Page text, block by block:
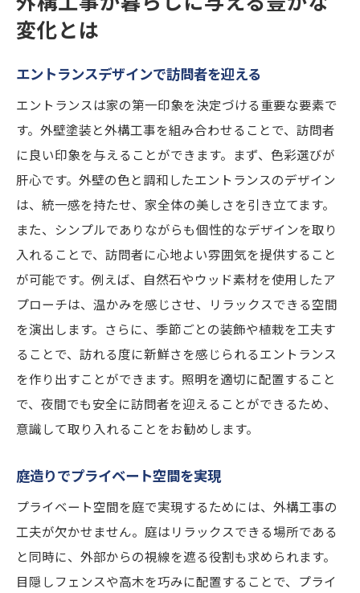
変化とは
エントランスデザインで訪問者を迎える
エントランスは家の第一印象を決定づける重要な要素で
す。外壁塗装と外構工事を組み合わせることで、訪問者
に良い印象を与えることができます。まず、色彩選びが
肝心です。外壁の色と調和したエントランスのデザイン
は、統一感を持たせ、家全体の美しさを引き立てます。
また、シンプルでありながらも個性的なデザインを取り
入れることで、訪問者に心地よい雰囲気を提供すること
が可能です。例えば、自然石やウッド素材を使用したア
プローチは、温かみを感じさせ、リラックスできる空間
を演出します。さらに、季節ごとの装飾や植栽を工夫す
ることで、訪れる度に新鮮さを感じられるエントランス
を作り出すことができます。照明を適切に配置すること
で、夜間でも安全に訪問者を迎えることができるため、
意識して取り入れることをお勧めします。
庭造りでプライベート空間を実現
プライベート空間を庭で実現するためには、外構工事の
工夫が欠かせません。庭はリラックスできる場所である
と同時に、外部からの視線を遮る役割も求められます。
目隠しフェンスや高木を巧みに配置することで、プライ